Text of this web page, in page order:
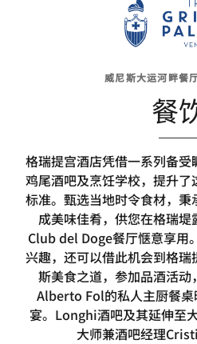
威尼斯大运河畔餐
餐
格瑞提宫酒店凭借一系列备受
鸡尾酒吧及烹饪学校，提升
标准。甄选当地时令食材，
成美味佳肴，供您在格瑞
Club del Doge餐厅惬意享用
兴趣，还可以借此机会到格
斯美食之道，参加品酒活
Alberto Fol的私人主厨餐
宴。Longhi酒吧及其延伸至
大师兼酒吧经理